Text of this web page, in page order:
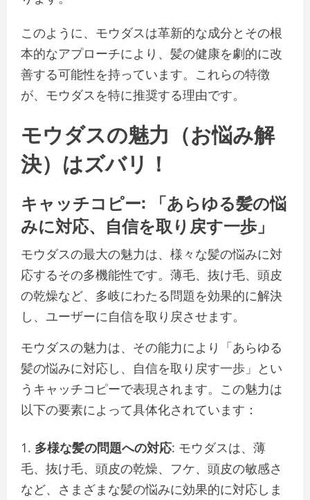
このように、モウダスは革新的な成分とその根
本的なアプローチにより、髪の健康を劇的に改
善する可能性を持っています。これらの特徴
が、モウダスを特に推奨する理由です。
モウダスの魅力（お悩み解
決）はズバリ！
キャッチコピー: 「あらゆる髪の悩
みに対応、自信を取り戻す一歩」
モウダスの最大の魅力は、様々な髪の悩みに対
応するその多機能性です。薄毛、抜け毛、頭皮
の乾燥など、多岐にわたる問題を効果的に解決
し、ユーザーに自信を取り戻させます。
モウダスの魅力は、その能力により「あらゆる
髪の悩みに対応し、自信を取り戻す一歩」とい
うキャッチコピーで表現されます。この魅力は
以下の要素によって具体化されています：
多様な髪の問題への対応: モウダスは、薄
毛、抜け毛、頭皮の乾燥、フケ、頭皮の敏感さ
など、さまざまな髪の悩みに効果的に対応しま